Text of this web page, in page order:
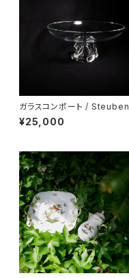
ガラスコンポート / Steuben
¥25,000